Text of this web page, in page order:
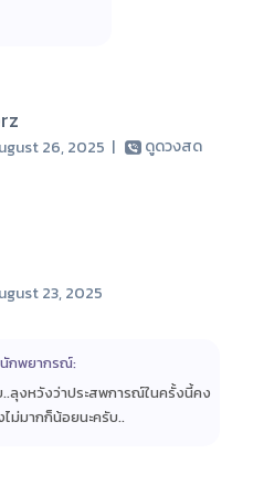
26, 2025 | ดูดวงสด
23, 2025
กพยากรณ์:
ลุงหวังว่าประสพการณ์ในครั้งนี้คง
ไม่มากก็น้อยนะครับ..